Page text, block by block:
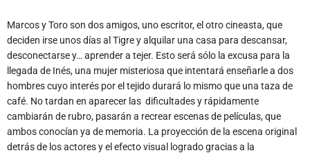
Marcos y Toro son dos amigos, uno escritor, el otro cineasta, que
deciden irse unos días al Tigre y alquilar una casa para descansar,
desconectarse y… aprender a tejer. Esto será sólo la excusa para la
llegada de Inés, una mujer misteriosa que intentará enseñarle a dos
hombres cuyo interés por el tejido durará lo mismo que una taza de
café. No tardan en aparecer las dificultades y rápidamente
cambiarán de rubro, pasarán a recrear escenas de películas, que
ambos conocían ya de memoria. La proyección de la escena original
detrás de los actores y el efecto visual logrado gracias a la